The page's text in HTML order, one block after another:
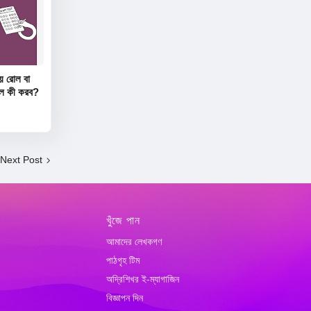
রোল বা
কী করব?
Next Post
খুঁজে পান
আমাদের লেখকগণ
পাঠগৃহ টিম
অদ্রিশিখর ই-ম্যাগাজিন
বিজ্ঞাপন দিন